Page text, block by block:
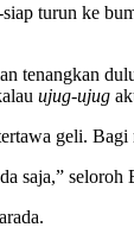
turun ke
tenangkan
ujug-ujug
geli.
saja,” seloroh